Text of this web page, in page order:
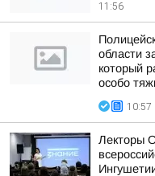
11:56
области
который
особо
10:57
Лекторы